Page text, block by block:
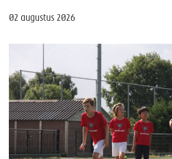
02 augustus 2026